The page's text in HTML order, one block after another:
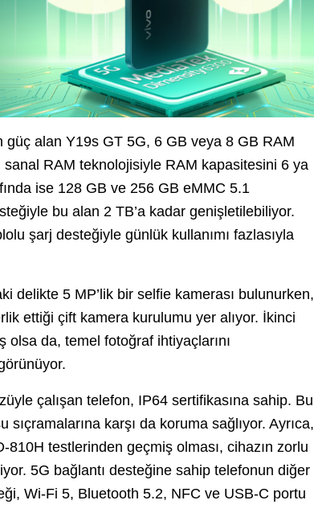
güç alan Y19s GT 5G, 6 GB veya 8 GB RAM
RAM teknolojisiyle RAM kapasitesini 6 ya
ise 128 GB ve 256 GB eMMC 5.1
bu alan 2 TB’a kadar genişletilebiliyor.
şarj desteğiyle günlük kullanımı fazlasıyla
delikte 5 MP’lik bir selfie kamerası bulunurken,
ettiği çift kamera kurulumu yer alıyor. İkinci
olsa da, temel fotoğraf ihtiyaçlarını
çalışan telefon, IP64 sertifikasına sahip. Bu
sıçramalarına karşı da koruma sağlıyor. Ayrıca,
810H testlerinden geçmiş olması, cihazın zorlu
5G bağlantı desteğine sahip telefonun diğer
Wi-Fi 5, Bluetooth 5.2, NFC ve USB-C portu